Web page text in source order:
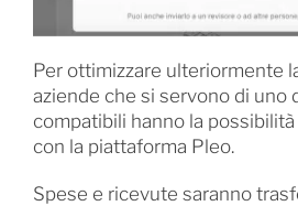
Per ottimizzare ulteriormente
aziende che si servono di uno
compatibili hanno la
con la piattaforma Pleo.
Spese e ricevute saranno